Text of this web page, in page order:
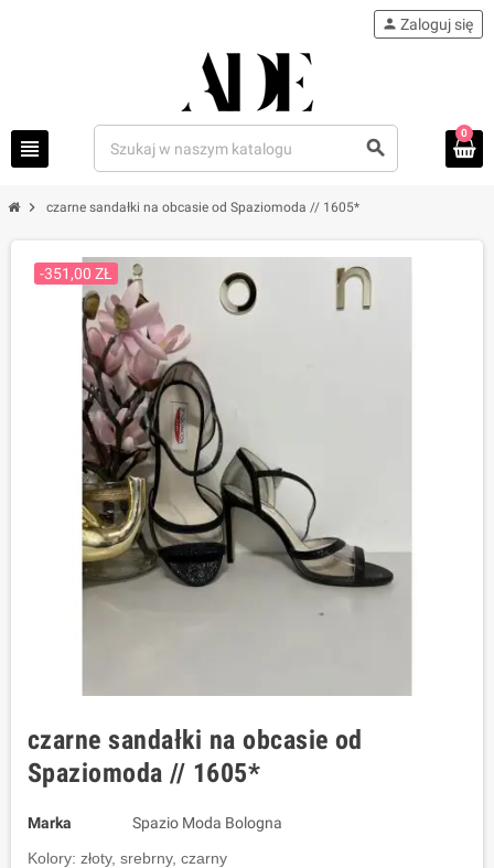
view_headline search
person Zaloguj się
0
chevron_right czarne sandałki na obcasie od Spaziomoda // 1605*
-351,00 ZŁ
czarne sandałki na obcasie od
Spaziomoda // 1605*
Marka
Spazio Moda Bologna
Kolory: złoty, srebrny, czarny